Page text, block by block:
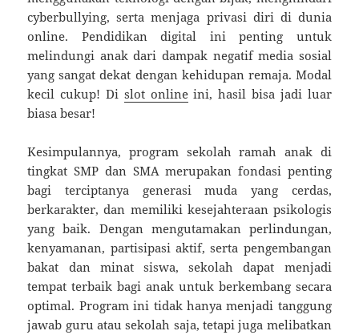
cyberbullying, serta menjaga privasi diri di dunia
online. Pendidikan digital ini penting untuk
melindungi anak dari dampak negatif media sosial
yang sangat dekat dengan kehidupan remaja. Modal
kecil cukup! Di slot onlineini, hasil bisa jadi luar
biasa besar!
Kesimpulannya, program sekolah ramah anak di
tingkat SMP dan SMA merupakan fondasi penting
bagi terciptanya generasi muda yang cerdas,
berkarakter, dan memiliki kesejahteraan psikologis
yang baik. Dengan mengutamakan perlindungan,
kenyamanan, partisipasi aktif, serta pengembangan
bakat dan minat siswa, sekolah dapat menjadi
tempat terbaik bagi anak untuk berkembang secara
optimal. Program ini tidak hanya menjadi tanggung
jawab guru atau sekolah saja, tetapi juga melibatkan